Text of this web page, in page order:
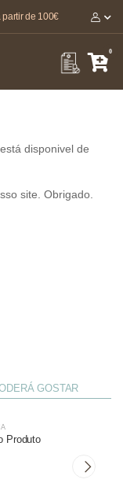
de 100€
0
disponivel de
site. Obrigado.
GOSTAR
Produto